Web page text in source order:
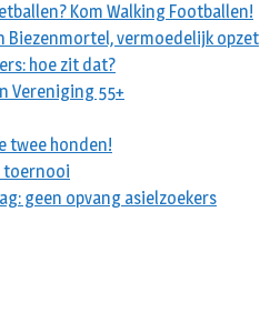
Kom Walking Footballen!
Biezenmortel, vermoedelijk opzet
hoe zit dat?
Vereniging 55+
twee honden!
toernooi
geen opvang asielzoekers